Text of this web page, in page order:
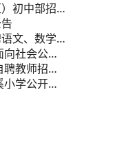
初中部招聘
文、数学、
社会公开
教师招聘
学公开招